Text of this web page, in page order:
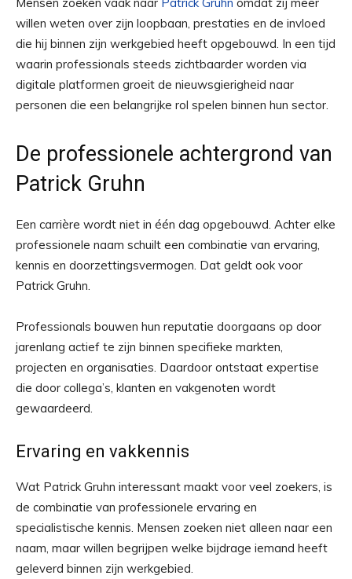
willen weten over zijn loopbaan, prestaties en de invloed
die hij binnen zijn werkgebied heeft opgebouwd. In een tijd
waarin professionals steeds zichtbaarder worden via
digitale platformen groeit de nieuwsgierigheid naar
personen die een belangrijke rol spelen binnen hun sector.
De professionele achtergrond van
Patrick Gruhn
Een carrière wordt niet in één dag opgebouwd. Achter elke
professionele naam schuilt een combinatie van ervaring,
kennis en doorzettingsvermogen. Dat geldt ook voor
Patrick Gruhn.
Professionals bouwen hun reputatie doorgaans op door
jarenlang actief te zijn binnen specifieke markten,
projecten en organisaties. Daardoor ontstaat expertise
die door collega’s, klanten en vakgenoten wordt
gewaardeerd.
Ervaring en vakkennis
Wat Patrick Gruhn interessant maakt voor veel zoekers, is
de combinatie van professionele ervaring en
specialistische kennis. Mensen zoeken niet alleen naar een
naam, maar willen begrijpen welke bijdrage iemand heeft
geleverd binnen zijn werkgebied.